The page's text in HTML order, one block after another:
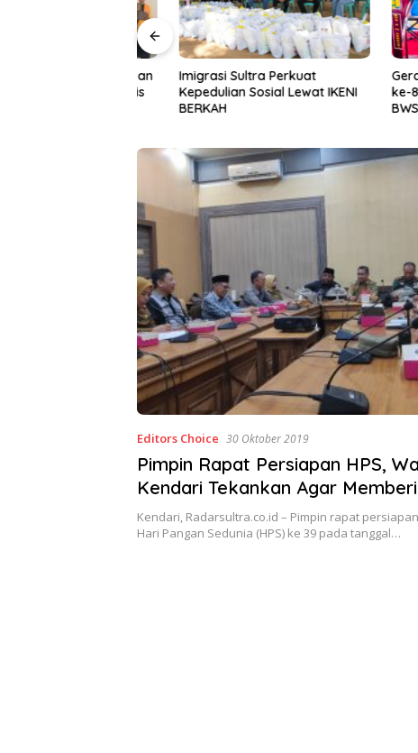
Imigrasi Sultra Perkuat
Kepedulian Sosial Lewat IKENI
BERKAH
Gerakan
ke-81,
BWS
Editors Choice 30 Oktober 2019
Pimpin Rapat Persiapan HPS,
Kendari Tekankan Agar
Kesan Positif
Kendari, Radarsultra.co.id – Pimpin rapat
Hari Pangan Sedunia (HPS) ke 39 pada tanggal…